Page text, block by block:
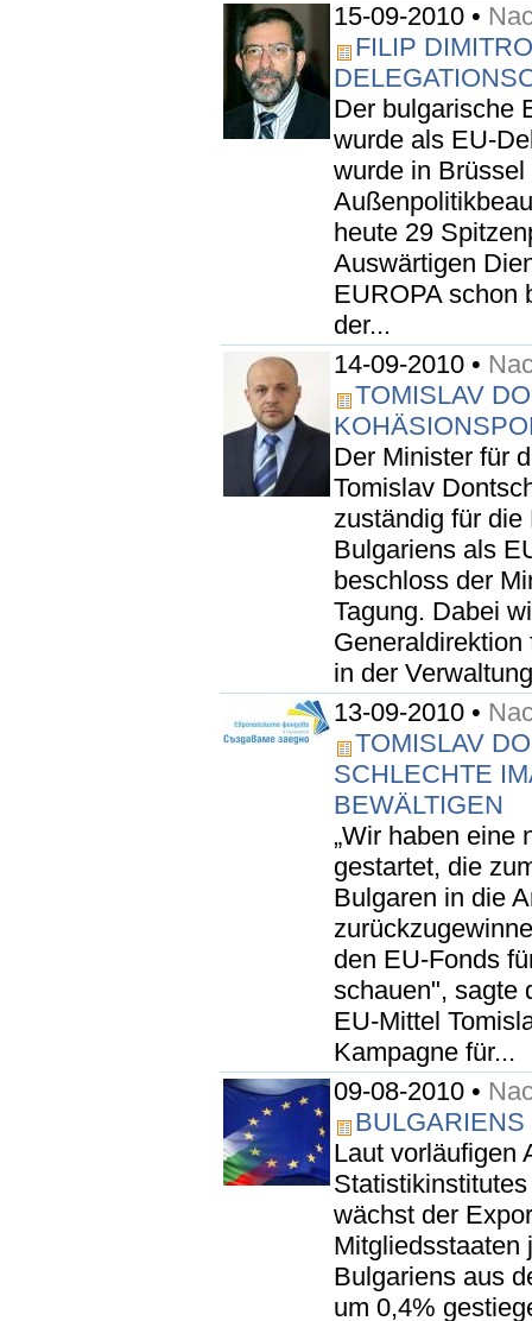
15-09-2010 •
FILIP
Der bulgarische
wurde als EU-
wurde in
heute 29
Auswärtigen
EUROPA schon
der...
14-09-2010 •
TOMISLAV
Der Minister für
Tomislav
zuständig für
Bulgariens als
beschloss der
Tagung. Dabei
in der
13-09-2010 •
TOMISLAV
SCHLECHTE
BEWÄLTIGEN
„Wir haben eine
gestartet, die
Bulgaren in die
den EU-Fonds
schauen", sagte
EU-Mittel
Kampagne für...
09-08-2010 •
Laut vorläufigen
wächst der
Mitgliedsstaaten
Bulgariens aus
um 0,4%